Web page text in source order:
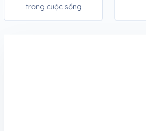
trong cuộc sống